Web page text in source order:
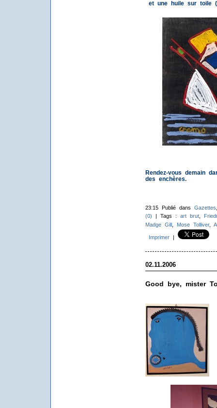
et une huile sur toile
Rendez-vous demain
des enchères.
23:15 Publié dans Gazettes
(0) | Tags : art brut,
Madge Gill, Mose Tolliver,
Imprimer|
02.11.2006
Good bye, mister